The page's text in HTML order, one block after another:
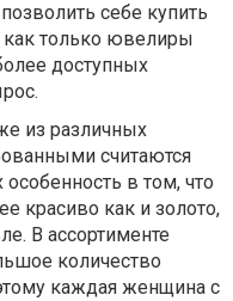
себе купить
как только ювелиры
доступных
из различных
считаются
в том, что
красиво как и золото,
В ассортименте
количество
каждая женщина с